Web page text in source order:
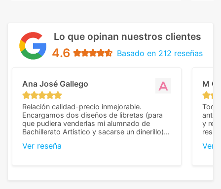
Lo que opinan nuestros clientes
4.6 Basado en 212 reseñas
Ana José Gallego
Relación calidad-precio inmejorable.
Encargamos dos diseños de libretas (para
que pudiera venderlas mi alumnado de
Bachillerato Artístico y sacarse un dinerillo) y
diferencia, con libretas de muy buena calidad
Ver reseña
M C
Todo
y
Ver